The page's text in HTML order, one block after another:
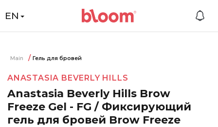
EN
Main Гель для бровей
ANASTASIA BEVERLY HILLS
Anastasia Beverly Hills Brow
Freeze Gel - FG / Фиксирующий
гель для бровей Brow Freeze